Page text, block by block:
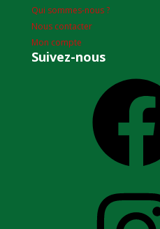
Qui sommes-nous ?
Nous contacter
Mon compte
Suivez-nous